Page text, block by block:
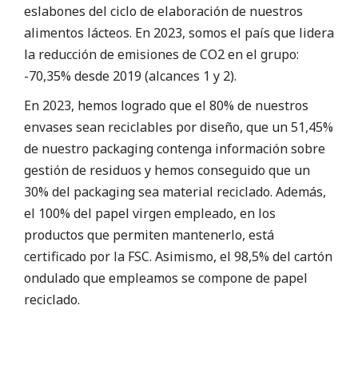
eslabones del ciclo de elaboración de nuestros
alimentos lácteos. En 2023, somos el país que lidera
la reducción de emisiones de CO2 en el grupo:
-70,35% desde 2019 (alcances 1 y 2).
En 2023, hemos logrado que el 80% de nuestros
envases sean reciclables por diseño, que un 51,45%
de nuestro packaging contenga información sobre
gestión de residuos y hemos conseguido que un
30% del packaging sea material reciclado. Además,
el 100% del papel virgen empleado, en los
productos que permiten mantenerlo, está
certificado por la FSC. Asimismo, el 98,5% del cartón
ondulado que empleamos se compone de papel
reciclado.